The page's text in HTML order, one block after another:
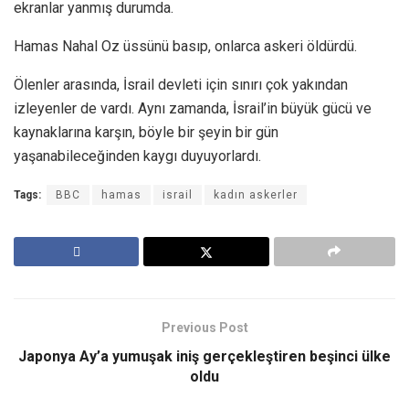
ekranlar yanmış durumda.
Hamas Nahal Oz üssünü basıp, onlarca askeri öldürdü.
Ölenler arasında, İsrail devleti için sınırı çok yakından
izleyenler de vardı. Aynı zamanda, İsrail’in büyük gücü ve
kaynaklarına karşın, böyle bir şeyin bir gün
yaşanabileceğinden kaygı duyuyorlardı.
Tags: BBC hamas israil kadın askerler
Previous Post
Japonya Ay’a yumuşak iniş gerçekleştiren beşinci ülke
oldu